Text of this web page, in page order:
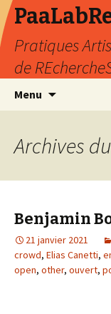
Pratiques
de
Menu
principal
Archives
Benjamin
21 janvier 2021
crowd, Elias Canetti,
open, other, ouvert,